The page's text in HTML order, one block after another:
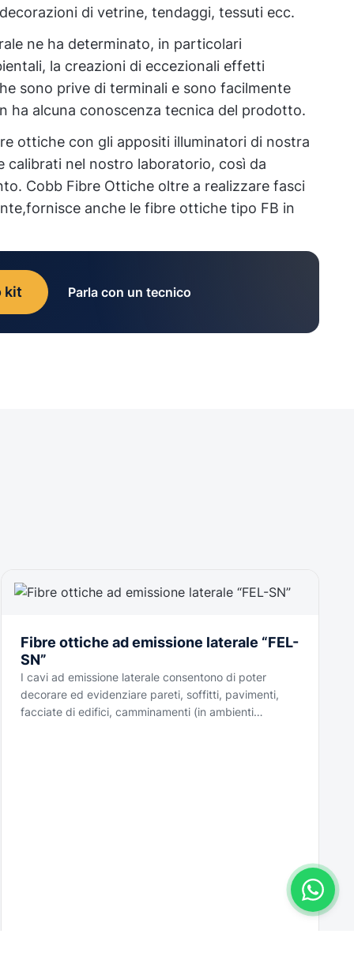
di vetrine, tendaggi, tessuti ecc.
ne ha determinato, in particolari
la creazioni di eccezionali effetti
sono prive di terminali e sono facilmente
ha alcuna conoscenza tecnica del prodotto.
ottiche con gli appositi illuminatori di nostra
calibrati nel nostro laboratorio, così da
Cobb Fibre Ottiche oltre a realizzare fasci
anche le fibre ottiche tipo FB in
kit Parla con un tecnico
Fibre ottiche ad emissione laterale “FEL-
SN”
I cavi ad emissione laterale consentono di poter
decorare ed evidenziare pareti, soffitti, pavimenti,
facciate di edifici, camminamenti (in ambienti…